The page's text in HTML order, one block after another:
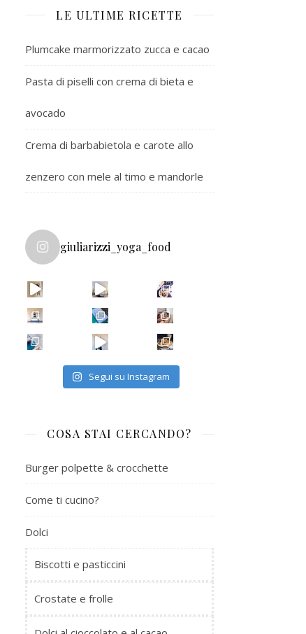
LE ULTIME RICETTE
Plumcake marmorizzato zucca e cacao
Pasta di piselli con crema di bieta e
avocado
Crema di barbabietola e carote allo
zenzero con mele al timo e mandorle
giuliarizzi_yoga_food
Segui su Instagram
COSA STAI CERCANDO?
Burger polpette & crocchette
Come ti cucino?
Dolci
Biscotti e pasticcini
Crostate e frolle